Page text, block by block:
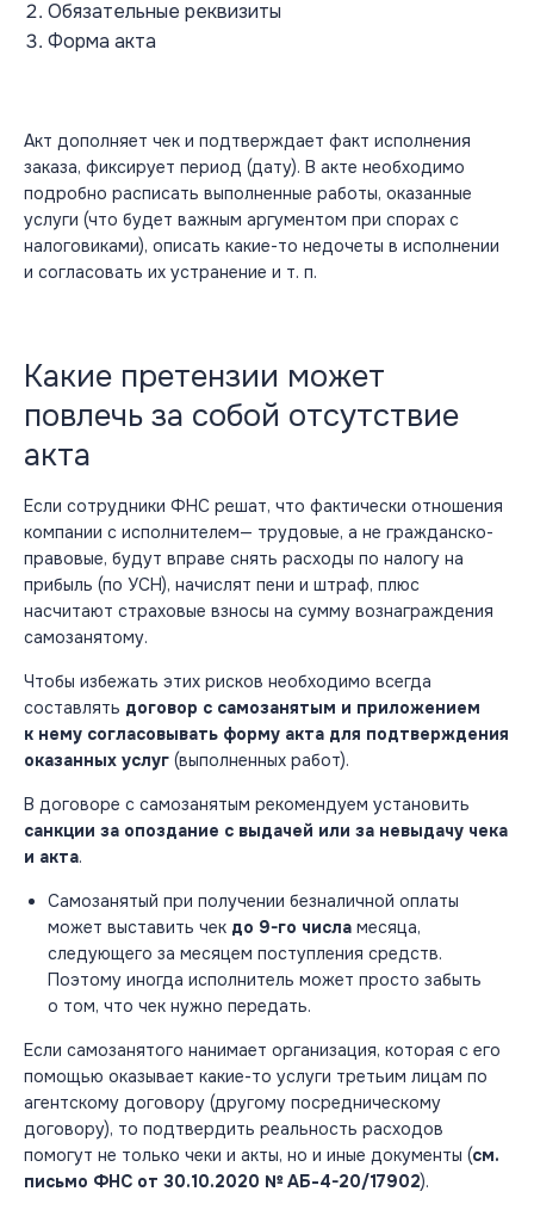
Обязательные реквизиты
Форма акта
Акт дополняет чек и подтверждает факт исполнения
заказа, фиксирует период (дату). В акте необходимо
подробно расписать выполненные работы, оказанные
услуги (что будет важным аргументом при спорах с
налоговиками), описать какие-то недочеты в исполнении
и согласовать их устранение и т. п.
Какие претензии может
повлечь за собой отсутствие
акта
Если сотрудники ФНС решат, что фактически отношения
компании с исполнителем— трудовые, а не гражданско-
правовые, будут вправе снять расходы по налогу на
прибыль (по УСН), начислят пени и штраф, плюс
насчитают страховые взносы на сумму вознаграждения
самозанятому.
Чтобы избежать этих рисков необходимо всегда
составлять договор с самозанятым и приложением
к нему согласовывать форму акта для подтверждения
оказанных услуг (выполненных работ).
В договоре с самозанятым рекомендуем установить
санкции за опоздание с выдачей или за невыдачу чека
и акта.
Самозанятый при получении безналичной оплаты
может выставить чек до 9-го числа месяца,
следующего за месяцем поступления средств.
Поэтому иногда исполнитель может просто забыть
о том, что чек нужно передать.
Если самозанятого нанимает организация, которая с его
помощью оказывает какие-то услуги третьим лицам по
агентскому договору (другому посредническому
договору), то подтвердить реальность расходов
помогут не только чеки и акты, но и иные документы (см.
письмо ФНС от 30.10.2020 № АБ-4-20/17902).